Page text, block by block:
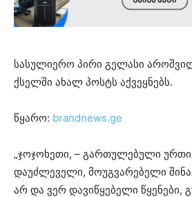
სასულიერო პირი გელასი
ქსელში ახალ პოსტს აქვეყნებს.
წყარო: brandnews.ge
„ჯოჯოხეთი, – გართულებული
დაუძლეველი, მოუგვარებელი
არ და ვერ დავიწყებელი წყენები,